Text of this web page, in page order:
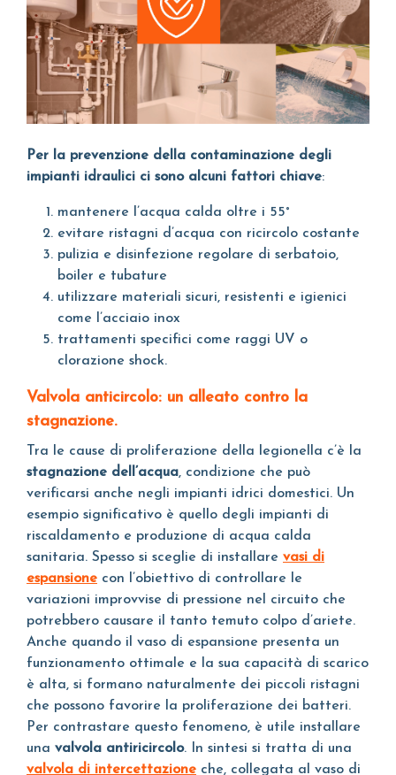
Per la prevenzione della contaminazione degli
impianti idraulici ci sono alcuni fattori chiave:
mantenere l’acqua calda oltre i 55°
evitare ristagni d’acqua con ricircolo costante
pulizia e disinfezione regolare di serbatoio,
boiler e tubature
utilizzare materiali sicuri, resistenti e igienici
come l’acciaio inox
trattamenti specifici come raggi UV o
clorazione shock.
Valvola anticircolo: un alleato contro la
stagnazione.
Tra le cause di proliferazione della legionella c’è la
stagnazione dell’acqua, condizione che può
verificarsi anche negli impianti idrici domestici. Un
esempio significativo è quello degli impianti di
riscaldamento e produzione di acqua calda
sanitaria. Spesso si sceglie di installare vasi di
espansione con l’obiettivo di controllare le
variazioni improvvise di pressione nel circuito che
potrebbero causare il tanto temuto colpo d’ariete.
Anche quando il vaso di espansione presenta un
funzionamento ottimale e la sua capacità di scarico
è alta, si formano naturalmente dei piccoli ristagni
che possono favorire la proliferazione dei batteri.
Per contrastare questo fenomeno, è utile installare
una valvola antiricircolo. In sintesi si tratta di una
valvola di intercettazione che, collegata al vaso di